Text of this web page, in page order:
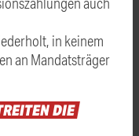
in keinem
an Mandatsträger
DIE